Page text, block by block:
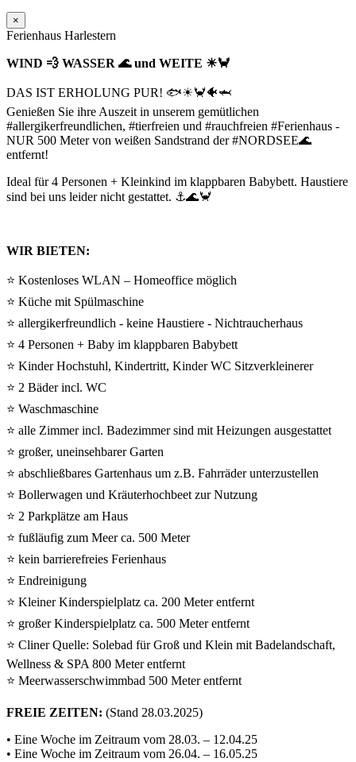
×
Ferienhaus Harlestern
WIND 💨 WASSER 🌊 und WEITE ☀🦀
DAS IST ERHOLUNG PUR! 🐟☀🦀🐠🦈
Genießen Sie ihre Auszeit in unserem gemütlichen
#allergikerfreundlichen, #tierfreien und #rauchfreien #Ferienhaus -
NUR 500 Meter von weißen Sandstrand der #NORDSEE🌊
entfernt!
Ideal für 4 Personen + Kleinkind im klappbaren Babybett. Haustiere
sind bei uns leider nicht gestattet. ⚓🌊🦀
WIR BIETEN:
⭐ Kostenloses WLAN – Homeoffice möglich
⭐ Küche mit Spülmaschine
⭐ allergikerfreundlich - keine Haustiere - Nichtraucherhaus
⭐ 4 Personen + Baby im klappbaren Babybett
⭐ Kinder Hochstuhl, Kindertritt, Kinder WC Sitzverkleinerer
⭐ 2 Bäder incl. WC
⭐ Waschmaschine
⭐ alle Zimmer incl. Badezimmer sind mit Heizungen ausgestattet
⭐ großer, uneinsehbarer Garten
⭐ abschließbares Gartenhaus um z.B. Fahrräder unterzustellen
⭐ Bollerwagen und Kräuterhochbeet zur Nutzung
⭐ 2 Parkplätze am Haus
⭐ fußläufig zum Meer ca. 500 Meter
⭐ kein barrierefreies Ferienhaus
⭐ Endreinigung
⭐ Kleiner Kinderspielplatz ca. 200 Meter entfernt
⭐ großer Kinderspielplatz ca. 500 Meter entfernt
⭐ Cliner Quelle: Solebad für Groß und Klein mit Badelandschaft,
Wellness & SPA 800 Meter entfernt
⭐ Meerwasserschwimmbad 500 Meter entfernt
FREIE ZEITEN: (Stand 28.03.2025)
• Eine Woche im Zeitraum vom 28.03. – 12.04.25
• Eine Woche im Zeitraum vom 26.04. – 16.05.25